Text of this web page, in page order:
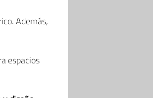
Además,
espacios